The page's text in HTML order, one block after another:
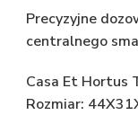
Precyzyjne
centralnego
Casa Et Hortus
Rozmiar: